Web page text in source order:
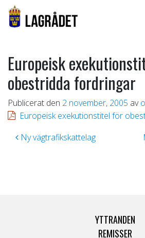
Europeisk
obestridda fordringar
Publicerat den 2 november, 2005 av
Europeisk exekutionstitel för
Inläggsnavigering
Ny vägtrafikskattelag
YTTRANDEN
REMISSER